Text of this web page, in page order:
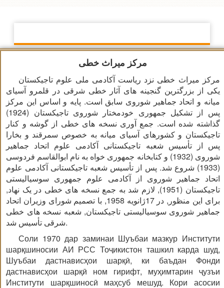
مرکز میراث خطی
یکی از بزرگترین گنجینه های آثار خطی شرقی در قلمرو آسیای
میانه و اتحاد جماهیر شوروی سابق است. پایه و اساس این مرکز
پس از تشکیل جمهوری خودمختار شوروی تاجیکستان (1924)
گذاشته شده است. جمع آوری نسخه های خطی از گوشه و کنار
تاجیکستان و کشورهای آسیای میانه به خصوص سمرقند و بخارا
پس از تأسیس شعبه تاجیکستانی آکادمی علوم اتحاد جماهیر
شوروی (1932) و کتابخانه جمهوری خواه به نام ابوالقاسم فردوسی
(1933) شروع شد. پس از تأسیس شعبه تاجیکستانی آکادمی علوم
اتحاد جماهیر شوروی از آکادمی علوم جمهوری سوسیالیستی
تاجیکستان (1951), لازم شد به جمع نسخه های خطی در یک نهاد,
برای این منظور, در 17ژانویه 1958, با تصمیم شورای وزیران اتحاد
جماهیر شوروی سوسیالیستی تاجیکستان, شعبه نسخه های خطی
شرقی تأسیس شد.
Соли 1970 дар заминаи Шуъбаи мазкур Институти
шарқшиносии АИ РСС Тоҷикистон ташкил карда шуд,
Шуъбаи дастнависҳои шарқӣ, ки баъдан Фонди
дастнависҳои шарқӣ ном гирифт, муҳимтарин ҷузъи
Институти шарқшиносӣ маҳсуб мешуд. Кори асосии